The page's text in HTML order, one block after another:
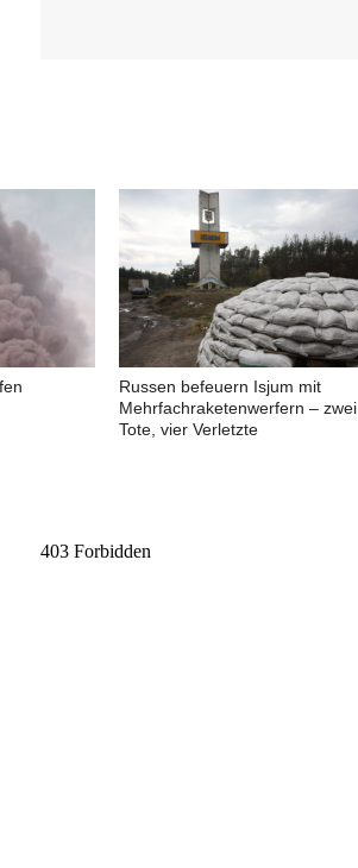
Russen befeuern Isjum mit
Mehrfachraketenwerfern – zwei
Tote, vier Verletzte